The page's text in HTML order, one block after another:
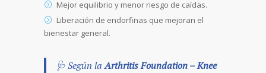
Mejor equilibrio y menor riesgo de caídas.
Liberación de endorfinas que mejoran el
bienestar general.
🩺 Según laArthritis Foundation – Knee